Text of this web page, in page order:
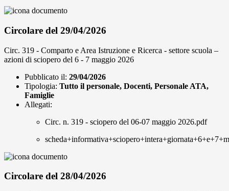
Circolare del 29/04/2026
Circ. 319 - Comparto e Area Istruzione e Ricerca - settore scuola –
azioni di sciopero del 6 - 7 maggio 2026
Pubblicato il: 29/04/2026
Tipologia: Tutto il personale, Docenti, Personale ATA,
Famiglie
Allegati:
Circ. n. 319 - sciopero del 06-07 maggio 2026.pdf
Circolare del 28/04/2026